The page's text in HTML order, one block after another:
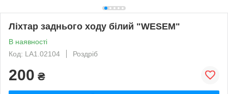
Ліхтар заднього ходу білий "WESEM"
В наявності
Код: LA1.02104
Роздріб
200 ₴